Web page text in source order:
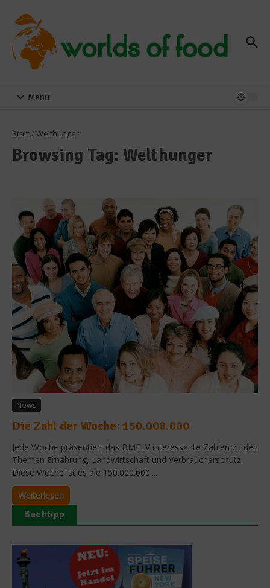
Menu
Start/ Welthunger
Browsing Tag: Welthunger
News
Die Zahl der Woche: 150.000.000
Jede Woche präsentiert das BMELV interessante Zahlen zu den
Themen Ernährung, Landwirtschaft und Verbraucherschutz.
Diese Woche ist es die 150.000.000....
Weiterlesen
Buchtipp